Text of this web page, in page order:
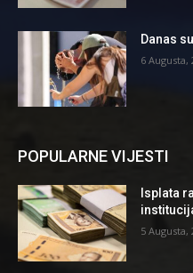
Danas
6 Augusta,
POPULARNE VIJESTI
Isplata
5 Augusta,